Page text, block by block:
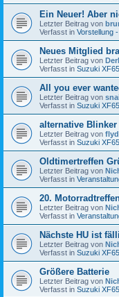
Ein Neuer! Aber
Letzter Beitrag von
Verfasst in Vorstellung -
Neues Mitglied
Letzter Beitrag von
Verfasst in Suzuki
All you ever
Letzter Beitrag von
Verfasst in Suzuki
alternative
Letzter Beitrag von
Verfasst in Suzuki
Oldtimertreffen
Letzter Beitrag von
Verfasst in
20.
Letzter Beitrag von
Verfasst in
Nächste HU ist
Letzter Beitrag von
Verfasst in Suzuki
Größere Batterie
Letzter Beitrag von
Verfasst in Suzuki